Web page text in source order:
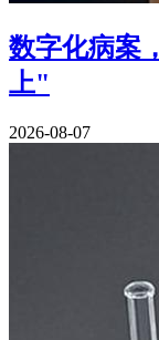
数字化病案
上"
2026-08-07